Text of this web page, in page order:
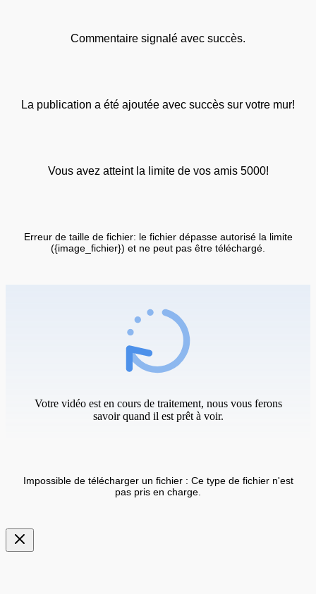
Commentaire signalé avec succès.
La publication a été ajoutée avec succès sur votre mur!
Vous avez atteint la limite de vos amis 5000!
Erreur de taille de fichier: le fichier dépasse autorisé la limite
({image_fichier}) et ne peut pas être téléchargé.
Votre vidéo est en cours de traitement, nous vous ferons
savoir quand il est prêt à voir.
Impossible de télécharger un fichier : Ce type de fichier n'est
pas pris en charge.